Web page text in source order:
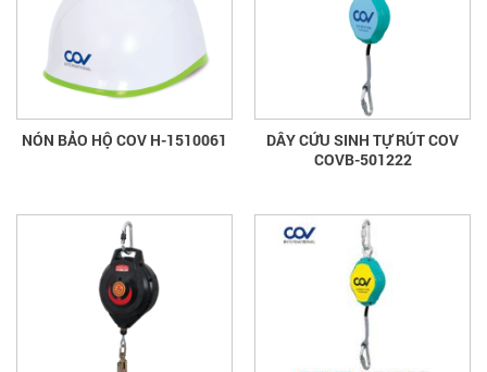
NÓN BẢO HỘ COV H-1510061
DÂY CỨU SINH TỰ RÚT COV
COVB-501222